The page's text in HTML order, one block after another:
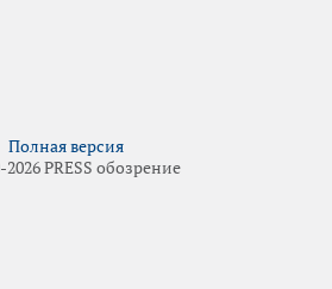
Полная версия
PRESS обозрение